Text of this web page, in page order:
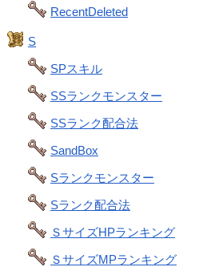
RecentDeleted
S
SPスキル
SSランクモンスター
SSランク配合法
SandBox
Sランクモンスター
Sランク配合法
ＳサイズHPランキング
ＳサイズMPランキング